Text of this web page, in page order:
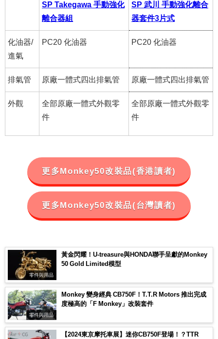
SP Takegawa 手動強化
離合器組
SP 武川 手動強化離合
器套件3片式
化油器/
進氣
PC20 化油器 PC20 化油器
排氣管 原廠一體式四出排氣管 原廠一體式四出排氣管
外觀
全部原廠一體式外觀零
件
全部原廠一體式外觀零
件
更多Monkey50改裝品(香港讀者)
更多Monkey50改裝品(台灣讀者)
零件與用品
黃金閃耀！U-treasure與HONDA聯手呈獻的Monkey
50 Gold Limited模型
零件與用品
Monkey 變身經典 CB750F！T.T.R Motors 推出完成
度極高的「F Monkey」改裝套件
【2024東京摩托車展】迷你CB750F登場！？TTR